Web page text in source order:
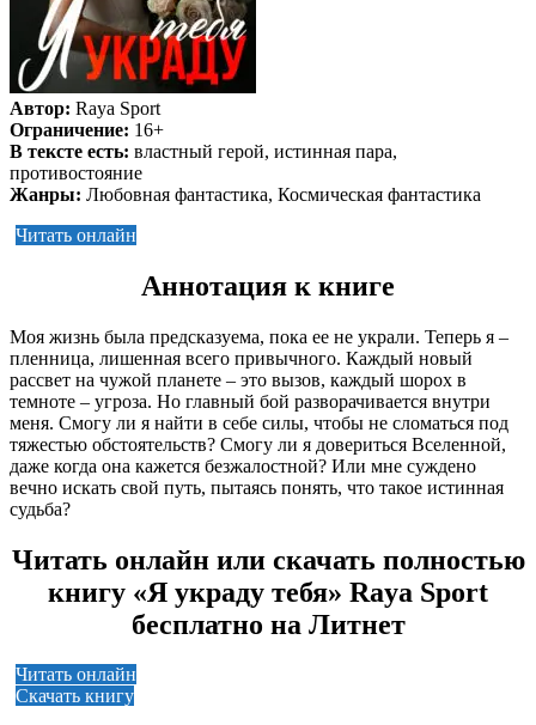
Автор: Raya Sport
Ограничение: 16+
В тексте есть: властный герой, истинная пара,
противостояние
Жанры: Любовная фантастика, Космическая фантастика
Читать онлайн
Аннотация к книге
Моя жизнь была предсказуема, пока ее не украли. Теперь я –
пленница, лишенная всего привычного. Каждый новый
рассвет на чужой планете – это вызов, каждый шорох в
темноте – угроза. Но главный бой разворачивается внутри
меня. Смогу ли я найти в себе силы, чтобы не сломаться под
тяжестью обстоятельств? Смогу ли я довериться Вселенной,
даже когда она кажется безжалостной? Или мне суждено
вечно искать свой путь, пытаясь понять, что такое истинная
судьба?
Читать онлайн или скачать полностью
книгу «Я украду тебя» Raya Sport
бесплатно на Литнет
Читать онлайн
Скачать книгу